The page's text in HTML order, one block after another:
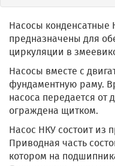
Насосы конденсатные
предназначены для
циркуляции в
Насосы вместе с
фундаментную раму.
насоса передается от
ограждена щитком.
Насос НКУ состоит из
Приводная часть
котором на